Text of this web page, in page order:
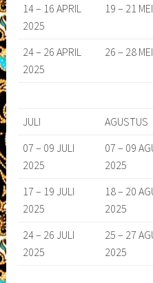
14 – 16 APRIL
2025
19 – 21
24 – 26 APRIL
2025
26 – 28
JULI AGUSTUS
07 – 09 JULI
2025
07 – 09
2025
17 – 19 JULI
2025
18 – 20
2025
24 – 26 JULI
2025
25 – 27
2025